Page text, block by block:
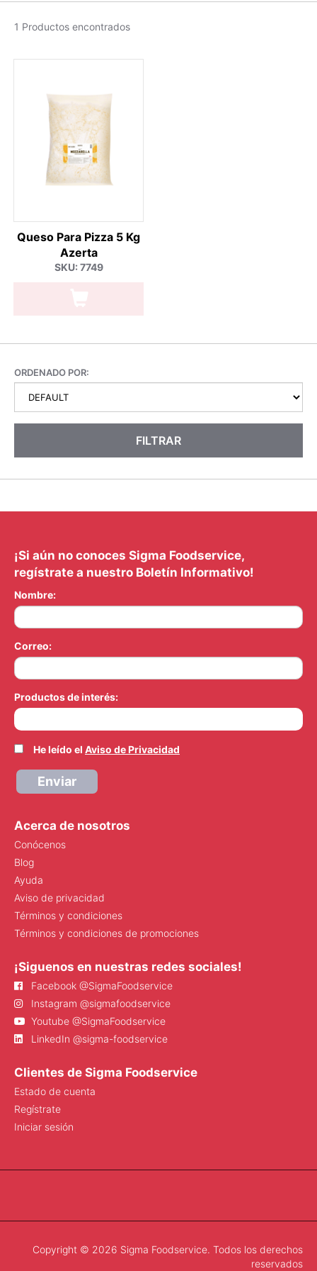
1 Productos encontrados
Queso Para Pizza 5 Kg
Azerta
SKU: 7749
ORDENADO POR:
FILTRAR
¡Si aún no conoces Sigma Foodservice,
regístrate a nuestro Boletín Informativo!
Nombre:
Correo:
Productos de interés:
He leído el Aviso de Privacidad
Enviar
Acerca de nosotros
Conócenos
Blog
Ayuda
Aviso de privacidad
Términos y condiciones
Términos y condiciones de promociones
¡Siguenos en nuestras redes sociales!
Facebook @SigmaFoodservice
Instagram @sigmafoodservice
Youtube @SigmaFoodservice
LinkedIn @sigma-foodservice
Clientes de Sigma Foodservice
Estado de cuenta
Regístrate
Iniciar sesión
Copyright © 2026 Sigma Foodservice. Todos los derechos
reservados